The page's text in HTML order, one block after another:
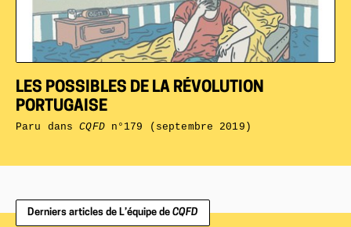
LES POSSIBLES DE LA RÉVOLUTION
PORTUGAISE
Paru dansCQFDn°179 (septembre 2019)
Derniers articles de L’équipe de CQFD